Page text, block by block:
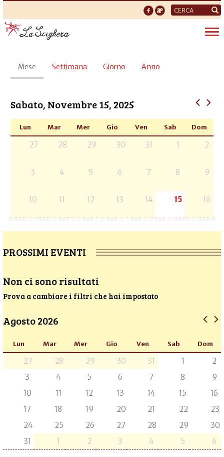
Form
di
ricerca
Schede
primarie
Mese (scheda
attiva)
Settimana Giorno Anno
Sabato, Novembre 15, 2025
Lun Mar Mer Gio Ven Sab Dom
27 28 29 30 31 1 2
3 4 5 6 7 8 9
10 11 12 13 14 15 16
PROSSIMI EVENTI
Non ci sono risultati
Prova a cambiare i filtri che hai impostato
Agosto 2026
Lun Mar Mer Gio Ven Sab Dom
27 28 29 30 31 1
2
3
4 5 6 7 8
9
10
11 12 13 14 15
16
17
18 19 20 21 22
23
24
25 26 27 28 29
30
31
1 2 3 4 5 6